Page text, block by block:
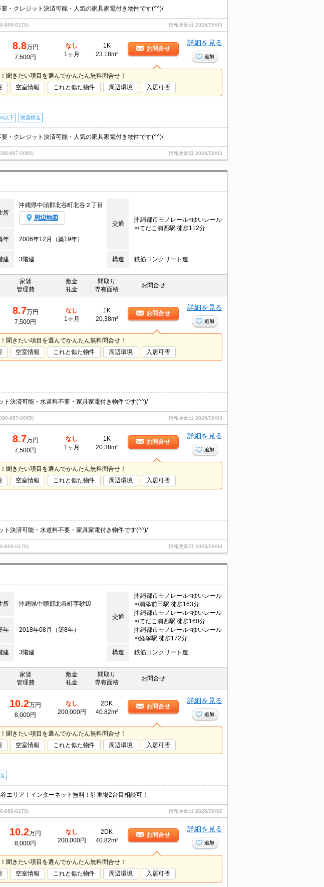
・クレジット決済可能・人気の家具家電付き物件です(^^)/
868-0170) 情報更新日 2026/08/03
8.8万円
7,500円
なし
1ヶ月
1K
23.18m²
お問合せ
詳細を見る
追加
聞きたい項目を選んでかんたん無料問合せ！
空室情報 これと似た物件 周辺環境 入居可否
以下 耐震構造
・クレジット決済可能・人気の家具家電付き物件です(^^)/
867-0065) 情報更新日 2026/08/03
所
沖縄県中頭郡北谷町北谷２丁目
周辺地図
交通
沖縄都市モノレール<ゆいレール
>/てだこ浦西駅 徒歩112分
年
2006年12月（築19年）
建 3階建 構造 鉄筋コンクリート造
家賃
管理費
敷金
礼金
間取り
専有面積
お問合せ
8.7万円
7,500円
なし
1ヶ月
1K
20.38m²
お問合せ
詳細を見る
追加
聞きたい項目を選んでかんたん無料問合せ！
空室情報 これと似た物件 周辺環境 入居可否
ト決済可能・水道料不要・家具家電付き物件です(^^)/
867-0065) 情報更新日 2026/08/03
8.7万円
7,500円
なし
1ヶ月
1K
20.38m²
お問合せ
詳細を見る
追加
聞きたい項目を選んでかんたん無料問合せ！
空室情報 これと似た物件 周辺環境 入居可否
ト決済可能・水道料不要・家具家電付き物件です(^^)/
868-0170) 情報更新日 2026/08/03
所 沖縄県中頭郡北谷町字砂辺
交通
沖縄都市モノレール<ゆいレール
>/浦添前田駅 徒歩163分
沖縄都市モノレール<ゆいレール
>/てだこ浦西駅 徒歩160分
沖縄都市モノレール<ゆいレール
>/経塚駅 徒歩172分
年 2018年08月（築8年）
建 3階建 構造 鉄筋コンクリート造
家賃
管理費
敷金
礼金
間取り
専有面積
お問合せ
10.2万円
8,000円
なし
200,000円
2DK
40.82m²
お問合せ
詳細を見る
追加
聞きたい項目を選んでかんたん無料問合せ！
空室情報 これと似た物件 周辺環境 入居可否
エリア！インターネット無料！駐車場2台目相談可！
868-0170) 情報更新日 2026/08/02
10.2万円
8,000円
なし
200,000円
2DK
40.82m²
お問合せ
詳細を見る
追加
聞きたい項目を選んでかんたん無料問合せ！
空室情報 これと似た物件 周辺環境 入居可否